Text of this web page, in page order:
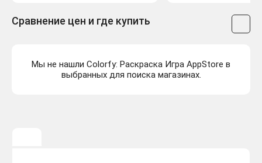
Сравнение цен и где купить
Мы не нашли Colorfy: Раскраска Игра AppStore в
выбранных для поиска магазинах.